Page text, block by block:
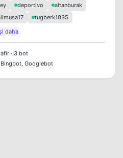
deportivo
altanburak
tugberk1035
daha
· 3 bot
Googlebot